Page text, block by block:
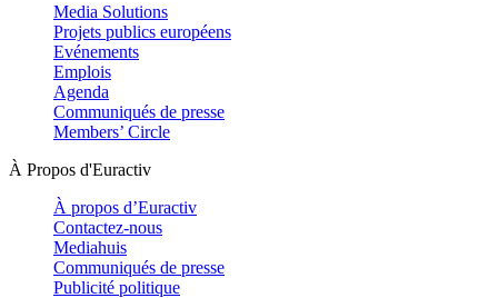
Media Solutions
Projets publics européens
Evénements
Emplois
Agenda
Communiqués de presse
Members’ Circle
À Propos d'Euractiv
À propos d’Euractiv
Contactez-nous
Mediahuis
Communiqués de presse
Publicité politique